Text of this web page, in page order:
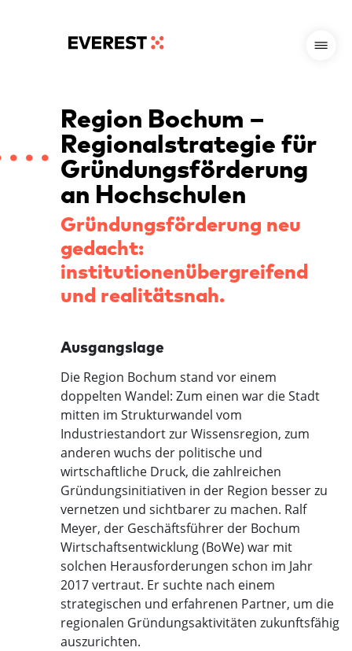
Region Bochum –
Regionalstrategie für
Gründungsförderung
an Hochschulen
Gründungsförderung neu
gedacht:
institutionenübergreifend
und realitätsnah.
Ausgangslage
Die Region Bochum stand vor einem
doppelten Wandel: Zum einen war die Stadt
mitten im Strukturwandel vom
Industriestandort zur Wissensregion, zum
anderen wuchs der politische und
wirtschaftliche Druck, die zahlreichen
Gründungsinitiativen in der Region besser zu
vernetzen und sichtbarer zu machen. Ralf
Meyer, der Geschäftsführer der Bochum
Wirtschaftsentwicklung (BoWe) war mit
solchen Herausforderungen schon im Jahr
2017 vertraut. Er suchte nach einem
strategischen und erfahrenen Partner, um die
regionalen Gründungsaktivitäten zukunftsfähig
auszurichten.